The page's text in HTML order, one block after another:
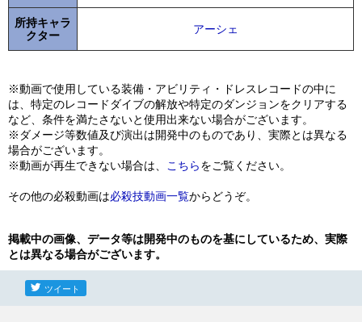
所持キャラ
クター
アーシェ
※動画で使用している装備・アビリティ・ドレスレコードの中に
は、特定のレコードダイブの解放や特定のダンジョンをクリアする
など、条件を満たさないと使用出来ない場合がございます。
※ダメージ等数値及び演出は開発中のものであり、実際とは異なる
場合がございます。
※動画が再生できない場合は、
こちらをご覧ください。
その他の必殺動画は必殺技動画一覧からどうぞ。
掲載中の画像、データ等は開発中のものを基にしているため、実際
とは異なる場合がございます。
ツイート